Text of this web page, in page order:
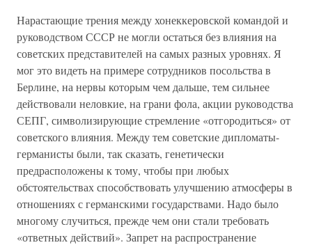
Нарастающие трения между хонеккеровской командой и
руководством СССР не могли остаться без влияния на
советских представителей на самых разных уровнях. Я
мог это видеть на примере сотрудников посольства в
Берлине, на нервы которым чем дальше, тем сильнее
действовали неловкие, на грани фола, акции руководства
СЕПГ, символизирующие стремление «отгородиться» от
советского влияния. Между тем советские дипломаты-
германисты были, так сказать, генетически
предрасположены к тому, чтобы при любых
обстоятельствах способствовать улучшению атмосферы в
отношениях с германскими государствами. Надо было
многому случиться, прежде чем они стали требовать
«ответных действий». Запрет на распространение